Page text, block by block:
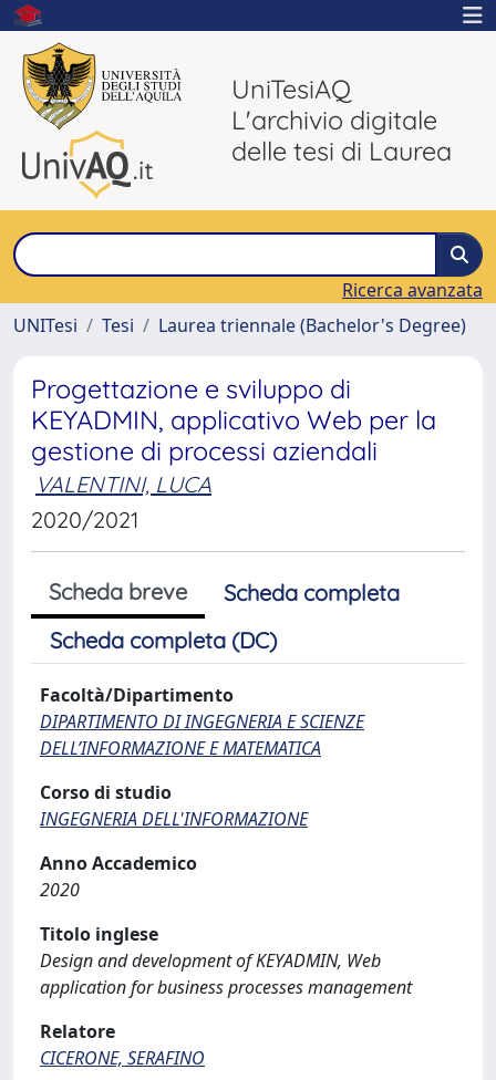
UniTesiAQ
L'archivio digitale
delle tesi di Laurea
Ricerca avanzata
UNITesi
Tesi Laurea triennale (Bachelor's Degree)
Progettazione e sviluppo di
KEYADMIN, applicativo Web per la
gestione di processi aziendali
VALENTINI, LUCA
2020/2021
Scheda breve
Scheda completa
Scheda completa (DC)
Facoltà/Dipartimento
DIPARTIMENTO DI INGEGNERIA E SCIENZE
DELL’INFORMAZIONE E MATEMATICA
Corso di studio
INGEGNERIA DELL'INFORMAZIONE
Anno Accademico
2020
Titolo inglese
Design and development of KEYADMIN, Web
application for business processes management
Relatore
CICERONE, SERAFINO